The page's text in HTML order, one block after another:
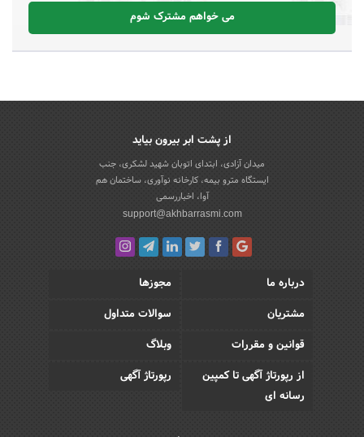
می خواهم مشترک شوم
از پشت ابر بیرون بیاید
میدان آزادی، ابتدای اتوبان شهید لشکری، جنب
ایستگاه مترو بیمه، کارخانه نوآوری، ساختمان هم
آوا، اخباررسمی
support@akhbarrasmi.com
درباره ما
مجوزها
مشتریان
سوالات متداول
قوانین و مقررات
وبلاگ
از رپورتاژ آگهی تا کمپین
رسانه ای
رپورتاژ آگهی